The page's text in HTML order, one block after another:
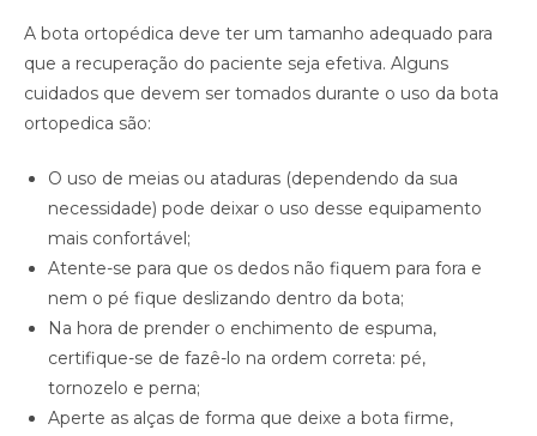
A bota ortopédica deve ter um tamanho adequado para
que a recuperação do paciente seja efetiva. Alguns
cuidados que devem ser tomados durante o uso da bota
ortopedica são:
O uso de meias ou ataduras (dependendo da sua
necessidade) pode deixar o uso desse equipamento
mais confortável;
Atente-se para que os dedos não fiquem para fora e
nem o pé fique deslizando dentro da bota;
Na hora de prender o enchimento de espuma,
certifique-se de fazê-lo na ordem correta: pé,
tornozelo e perna;
Aperte as alças de forma que deixe a bota firme,